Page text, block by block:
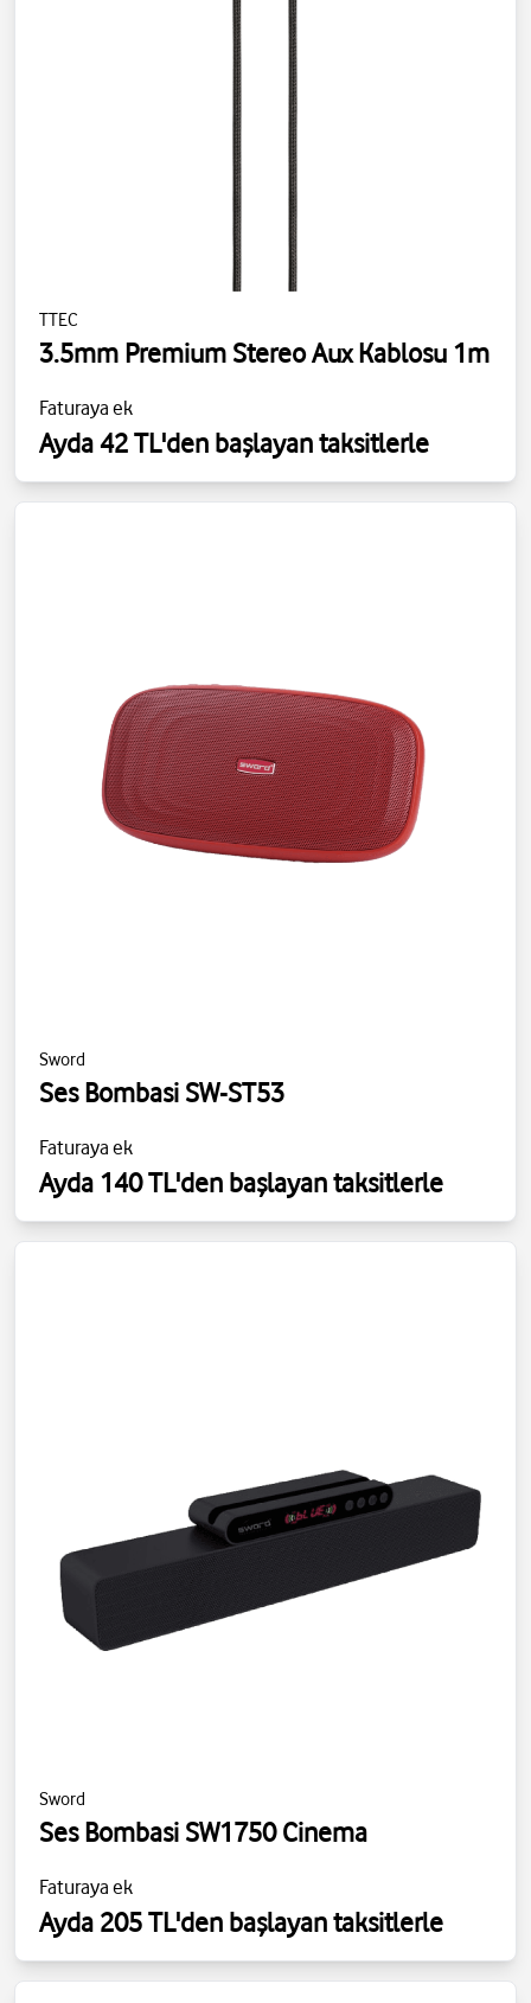
TTEC
3.5mm Premium Stereo Aux Kablosu 1m
Faturaya ek
Ayda 42 TL'den başlayan taksitlerle
Sword
Ses Bombasi SW-ST53
Faturaya ek
Ayda 140 TL'den başlayan taksitlerle
Sword
Ses Bombasi SW1750 Cinema
Faturaya ek
Ayda 205 TL'den başlayan taksitlerle